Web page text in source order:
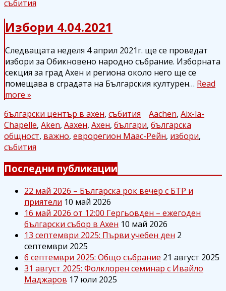
събития
Избори 4.04.2021
Следващата неделя 4 април 2021г. ще се проведат
избори за Обикновено народно събрание. Изборната
секция за град Ахен и региона около него ще се
помещава в сградата на Българския културен… Read
more »
български център в ахен, събития Aachen, Aix-la-
Chapelle, Aken, Аахен, Ахен, българи, българска
общност, важно, еврорегион Маас-Рейн, избори,
събития
Последни публикации
22 май 2026 – Българска рок вечер с БТР и
приятели 10 май 2026
16 май 2026 от 12:00 Гергьовден – ежегоден
български събор в Ахен 10 май 2026
13 септември 2025: Първи учебен ден 2
септември 2025
6 септември 2025: Общо събрание 21 август 2025
31 август 2025: Фолклорен семинар с Ивайло
Маджаров 17 юли 2025